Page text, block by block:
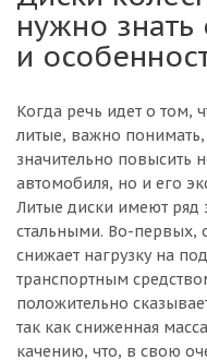
нужно
и
Когда речь идет о том,
литые, важно
значительно повысить
автомобиля, но и его
Литые диски имеют ряд
стальными. Во-первых,
снижает нагрузку на
транспортным
положительно
так как сниженная
качению, что, в свою